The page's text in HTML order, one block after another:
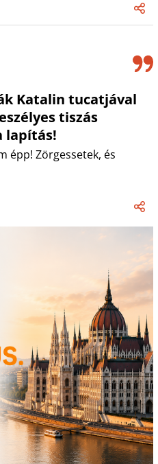
Katalin tucatjával
tiszás
lapítás!
épp! Zörgessetek, és